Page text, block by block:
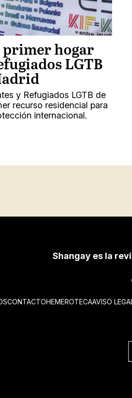
hogar
LGTB
y Refugiados LGTB de
recurso residencial para
internacional.
Shangay es la
CONTACTOHEMEROTECAAVISO